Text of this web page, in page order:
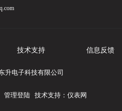
技术支持 信息反馈
升电子科技有限公司
管理登陆技术支持： 仪表网